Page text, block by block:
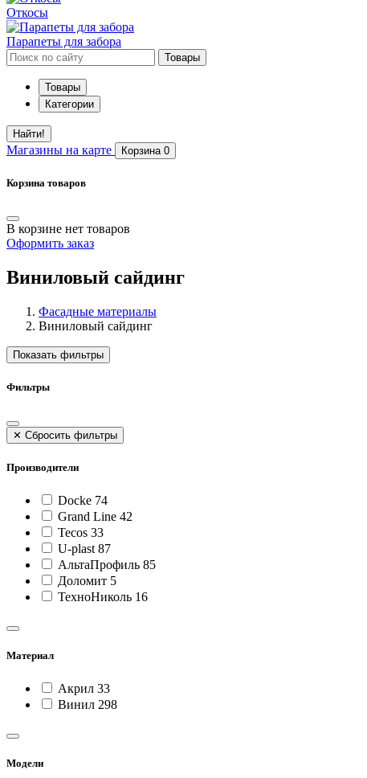
Откосы
Парапеты для забора
Товары
Товары
Категории
Найти!
Магазины на карте Корзина 0
Корзина товаров
В корзине нет товаров
Оформить заказ
Виниловый сайдинг
Фасадные материалы
Виниловый сайдинг
Показать фильтры
Фильтры
✕ Сбросить фильтры
Производители
Docke 74
Grand Line 42
Tecos 33
U-plast 87
АльтаПрофиль 85
Доломит 5
ТехноНиколь 16
Материал
Акрил 33
Винил 298
Модели